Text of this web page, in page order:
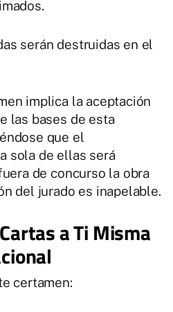
serán destruidas en el
implica la aceptación
las bases de esta
que el
sola de ellas será
de concurso la obra
del jurado es inapelable.
a Ti Misma
certamen: